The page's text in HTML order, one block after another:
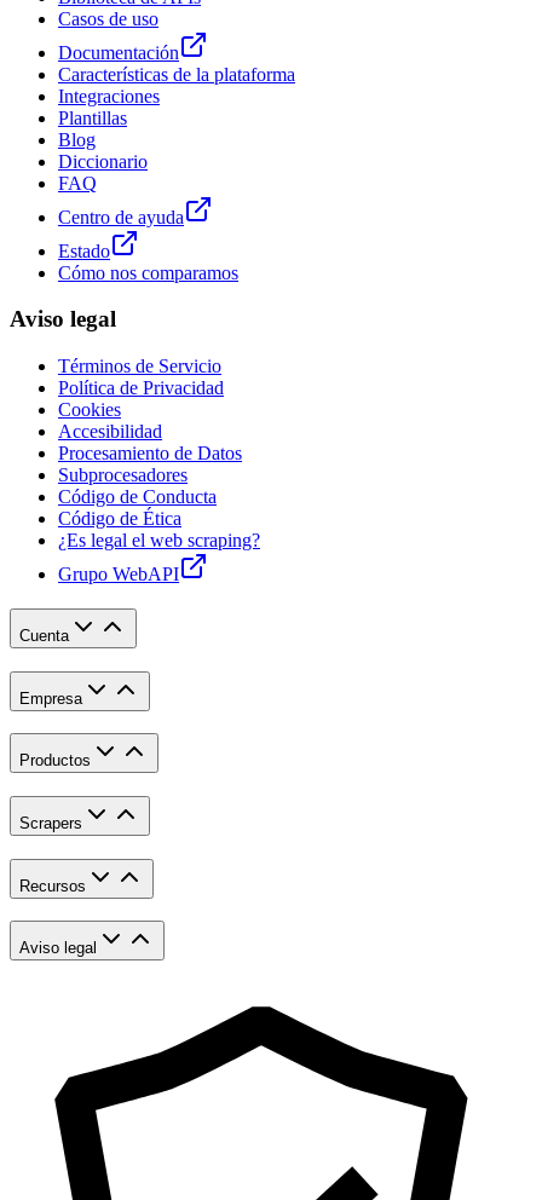
Casos de uso
Documentación
Características de la plataforma
Integraciones
Plantillas
Blog
Diccionario
FAQ
Centro de ayuda
Estado
Cómo nos comparamos
Aviso legal
Términos de Servicio
Política de Privacidad
Cookies
Accesibilidad
Procesamiento de Datos
Subprocesadores
Código de Conducta
Código de Ética
¿Es legal el web scraping?
Grupo WebAPI
Cuenta
Empresa
Productos
Scrapers
Recursos
Aviso legal